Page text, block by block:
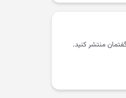
منتشر کنید.